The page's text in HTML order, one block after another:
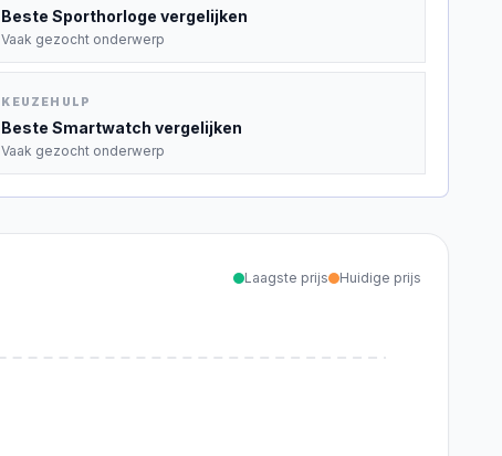
BesteSporthorloge vergelijken
Vaak gezocht onderwerp
KEUZEHULP
BesteSmartwatch vergelijken
Vaak gezocht onderwerp
Laagste prijs Huidige prijs